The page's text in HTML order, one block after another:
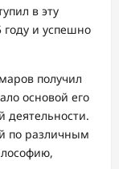
в эту
году и успешно
получил
основой его
деятельности.
по различным